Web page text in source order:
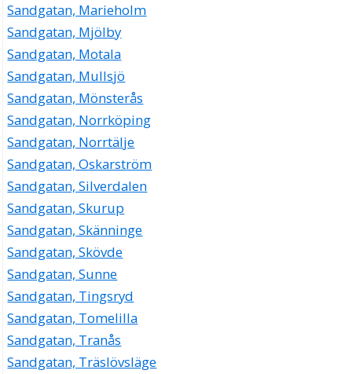
Sandgatan, Marieholm
Sandgatan, Mjölby
Sandgatan, Motala
Sandgatan, Mullsjö
Sandgatan, Mönsterås
Sandgatan, Norrköping
Sandgatan, Norrtälje
Sandgatan, Oskarström
Sandgatan, Silverdalen
Sandgatan, Skurup
Sandgatan, Skänninge
Sandgatan, Skövde
Sandgatan, Sunne
Sandgatan, Tingsryd
Sandgatan, Tomelilla
Sandgatan, Tranås
Sandgatan, Träslövsläge